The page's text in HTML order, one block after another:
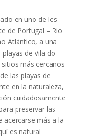
en uno de los
de Portugal – Rio
Atlántico, a una
de Vila do
más cercanos
las playas de
en la naturaleza,
cuidadosamente
preservar las
acercarse más a la
es natural